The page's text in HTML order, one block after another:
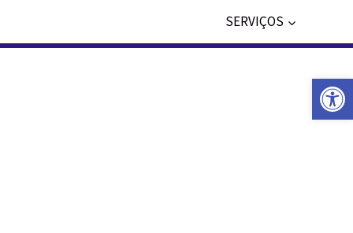
SERVIÇOS
Abrir